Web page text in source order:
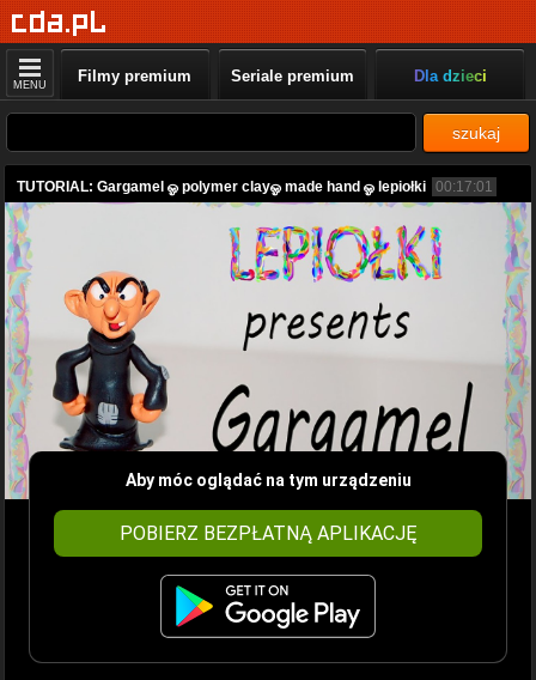
MENU Filmy premium Seriale premium Dla dzieci
szukaj
TUTORIAL: Gargamel ஓ polymer clayஓ made hand ஓ lepiołki 00:17:01
Aby móc oglądać na tym urządzeniu
POBIERZ BEZPŁATNĄ APLIKACJĘ